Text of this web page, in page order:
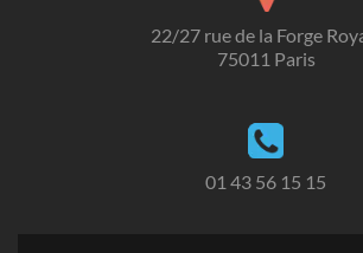
22/27 rue de la Forge
75011 Paris
01 43 56 15 15